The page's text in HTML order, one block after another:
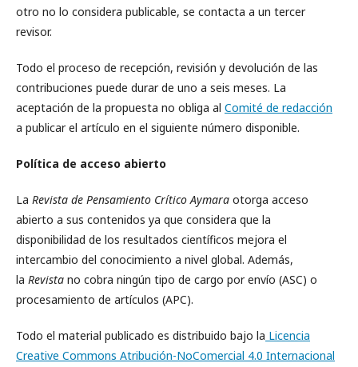
otro no lo considera publicable, se contacta a un tercer
revisor.
Todo el proceso de recepción, revisión y devolución de las
contribuciones puede durar de uno a seis meses. La
aceptación de la propuesta no obliga al Comité de redacción
a publicar el artículo en el siguiente número disponible.
Política de acceso abierto
La Revista de Pensamiento Crítico Aymara otorga acceso
abierto a sus contenidos ya que considera que la
disponibilidad de los resultados científicos mejora el
intercambio del conocimiento a nivel global. Además,
la Revista no cobra ningún tipo de cargo por envío (ASC) o
procesamiento de artículos (APC).
Todo el material publicado es distribuido bajo la Licencia
Creative Commons Atribución-NoComercial 4.0 Internacional